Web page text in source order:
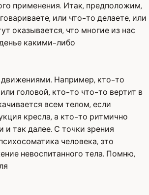
применения. Итак, предположим,
или что-то делаете, или
оказывается, что многие из нас
какими-либо
Например, кто-то
головой, кто-то что-то вертит в
всем телом, если
кресла, а кто-то ритмично
и так далее. С точки зрения
человека, это
невоспитанного тела. Помню,